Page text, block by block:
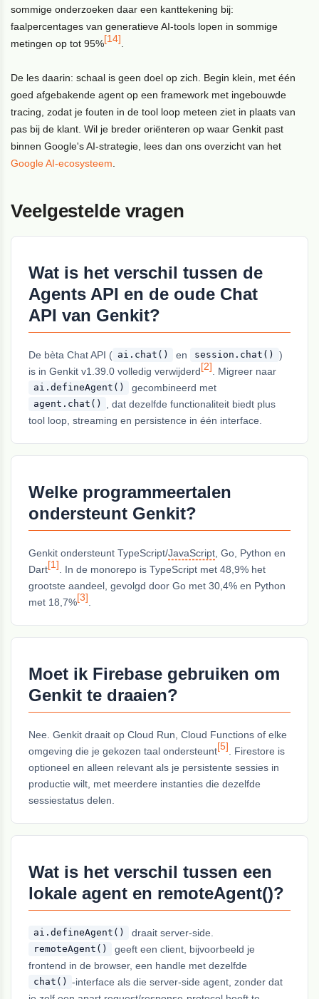
sommige onderzoeken daar een kanttekening bij:
faalpercentages van generatieve AI-tools lopen in sommige
metingen op tot 95%[14]
De les daarin: schaal is geen doel op zich. Begin klein, met één
goed afgebakende agent op een framework met ingebouwde
tracing, zodat je fouten in de tool loop meteen ziet in plaats van
pas bij de klant. Wil je breder oriënteren op waar Genkit past
binnen Google's AI-strategie, lees dan ons overzicht van het
Google AI-ecosysteem
Veelgestelde vragen
Wat is het verschil tussen de
Agents API en de oude Chat
API van Genkit?
De bèta Chat API ( ai.chat() en session.chat()
)
is in Genkit v1.39.0 volledig verwijderd[2] . Migreer naar
ai.defineAgent() gecombineerd met
agent.chat()
, dat dezelfde functionaliteit biedt plus
tool loop, streaming en persistence in één interface.
Welke programmeertalen
ondersteunt Genkit?
Genkit ondersteunt TypeScript/JavaScript , Go, Python en
Dart[1] . In de monorepo is TypeScript met 48,9% het
grootste aandeel, gevolgd door Go met 30,4% en Python
met 18,7%[3]
Moet ik Firebase gebruiken om
Genkit te draaien?
Nee. Genkit draait op Cloud Run, Cloud Functions of elke
omgeving die je gekozen taal ondersteunt[5] . Firestore is
optioneel en alleen relevant als je persistente sessies in
productie wilt, met meerdere instanties die dezelfde
sessiestatus delen.
Wat is het verschil tussen een
lokale agent en remoteAgent()?
ai.defineAgent() draait server-side.
remoteAgent()
geeft een client, bijvoorbeeld je
frontend in de browser, een handle met dezelfde
chat() -interface als die server-side agent, zonder dat